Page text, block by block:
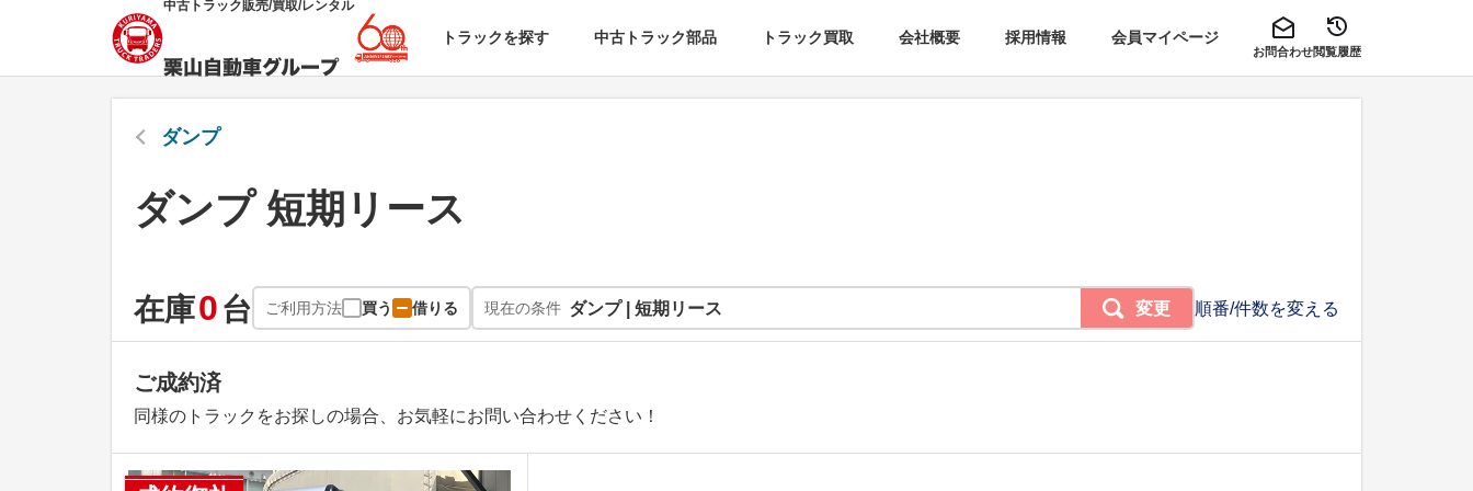
中古トラック販売/買取/レンタル
トラックを探す 中古トラック部品 トラック買取 会社概要 採用情報 会員マイページ
お問合わせ閲覧履歴
ダンプ
ダンプ 短期リース
在庫0台 順番/件数を変える
ご利用方法 買う 借りる 現在の条件 ダンプ | 短期リース 変更
ご成約済
同様のトラックをお探しの場合、お気軽にお問い合わせください！